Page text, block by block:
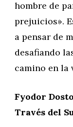
hombre de
prejuicios».
a pensar de
desafiando
camino en la
Fyodor
Través del